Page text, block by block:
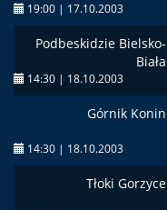
19:00 | 17.10.2003
Podbeskidzie Bielsko-
Biała
14:30 | 18.10.2003
Górnik Konin
14:30 | 18.10.2003
Tłoki Gorzyce